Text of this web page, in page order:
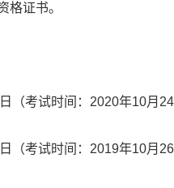
格证书。
（考试时间：2020年10月
（考试时间：2019年10月